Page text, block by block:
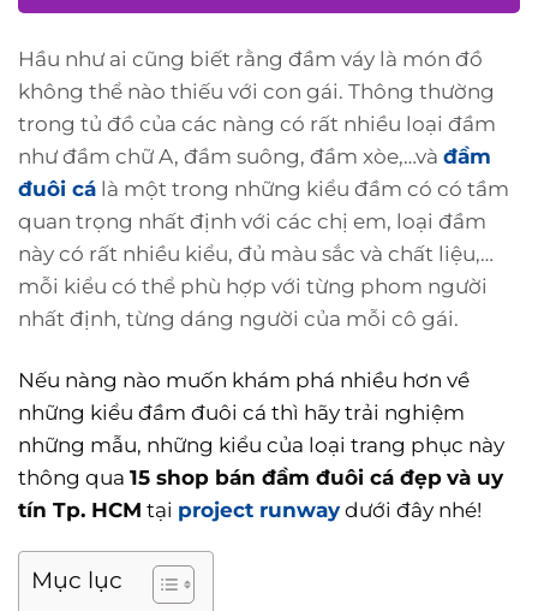
Hầu như ai cũng biết rằng đầm váy là món đồ
không thể nào thiếu với con gái. Thông thường
trong tủ đồ của các nàng có rất nhiều loại đầm
như đầm chữ A, đầm suông, đầm xòe,…và đầm
đuôi cá là một trong những kiểu đầm có có tầm
quan trọng nhất định với các chị em, loại đầm
này có rất nhiều kiểu, đủ màu sắc và chất liệu,…
mỗi kiểu có thể phù hợp với từng phom người
nhất định, từng dáng người của mỗi cô gái.
Nếu nàng nào muốn khám phá nhiều hơn về
những kiểu đầm đuôi cá thì hãy trải nghiệm
những mẫu, những kiểu của loại trang phục này
thông qua 15 shop bán đầm đuôi cá đẹpvà uy
tín Tp. HCM tại project runwaydưới đây nhé!
Mục lục